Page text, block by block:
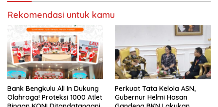
Rekomendasi untuk kamu
Bank Bengkulu All In Dukung
Olahraga! Proteksi 1000 Atlet
Perkuat Tata Kelola ASN,
Gubernur Helmi Hasan